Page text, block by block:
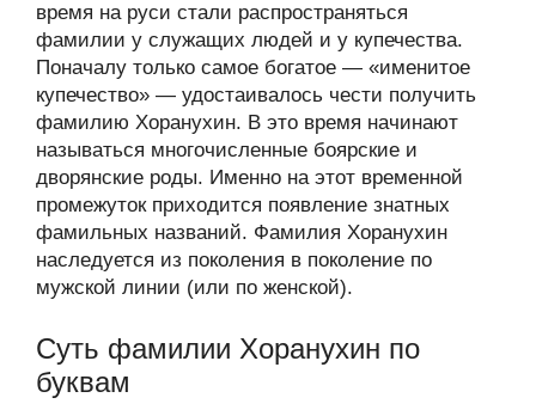
время на руси стали распространяться
фамилии у служащих людей и у купечества.
Поначалу только самое богатое — «именитое
купечество» — удостаивалось чести получить
фамилию Хоранухин. В это время начинают
называться многочисленные боярские и
дворянские роды. Именно на этот временной
промежуток приходится появление знатных
фамильных названий. Фамилия Хоранухин
наследуется из поколения в поколение по
мужской линии (или по женской).
Суть фамилии Хоранухин по
буквам